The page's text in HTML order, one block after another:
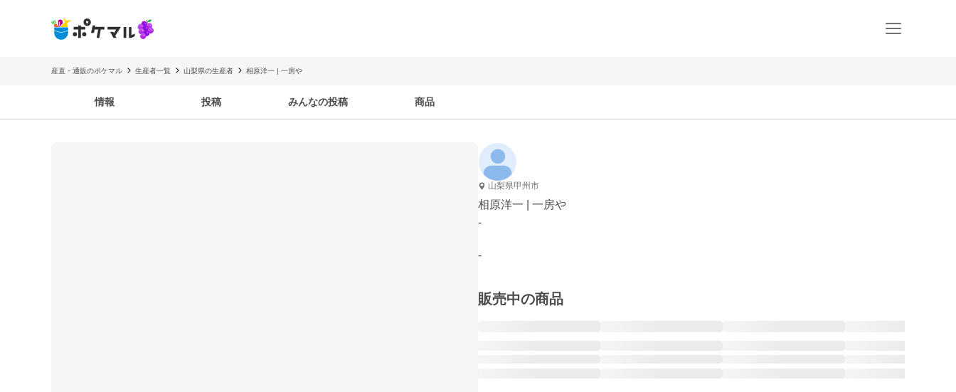
産直・通販のポケマル 生産者一覧 山梨県の生産者 相原洋一 | 一房や
情報 投稿 みんなの投稿 商品
山梨県甲州市
相原洋一 | 一房や
-
-
販売中の商品